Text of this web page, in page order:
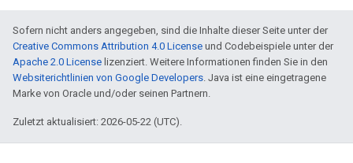
Sofern nicht anders angegeben, sind die Inhalte dieser Seite unter der
Creative Commons Attribution 4.0 License und Codebeispiele unter der
Apache 2.0 License lizenziert. Weitere Informationen finden Sie in den
Websiterichtlinien von Google Developers. Java ist eine eingetragene
Marke von Oracle und/oder seinen Partnern.
Zuletzt aktualisiert: 2026-05-22 (UTC).